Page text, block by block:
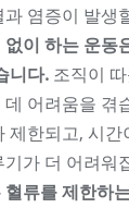
염증이 발생
이 하는 운동
니다. 조직이
어려움을 겪
제한되고, 시
가 더 어려워
류를 제한하